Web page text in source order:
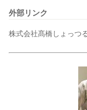
外部リンク
株式会社髙橋しょっつ